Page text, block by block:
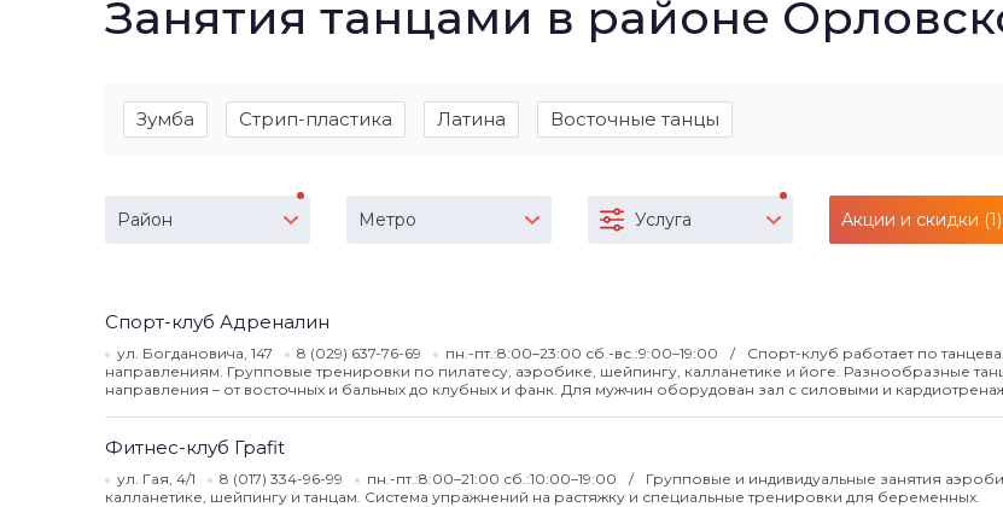
Занятия танцами в районе
Зумба Стрип-пластика Латина Восточные танцы
Район Метро Услуга Акции и скидки (1)
Спорт-клуб Адреналин
ул. Богдановича, 147 8 (029) 637-76-69 пн.-пт.:8:00–23:00 сб.-вс.:9:00–19:00
Спорт-клуб работает по
направлениям. Групповые тренировки по пилатесу, аэробике, шейпингу, калланетике и йоге. Разнообразные
направления – от восточных и бальных до клубных и фанк. Для мужчин оборудован зал с силовыми и
Фитнес-клуб Граfit
ул. Гая, 4/1 8 (017) 334-96-99 пн.-пт.:8:00–21:00 сб.:10:00–19:00
Групповые и индивидуальные занятия
калланетике, шейпингу и танцам. Система упражнений на растяжку и специальные тренировки для беременных.